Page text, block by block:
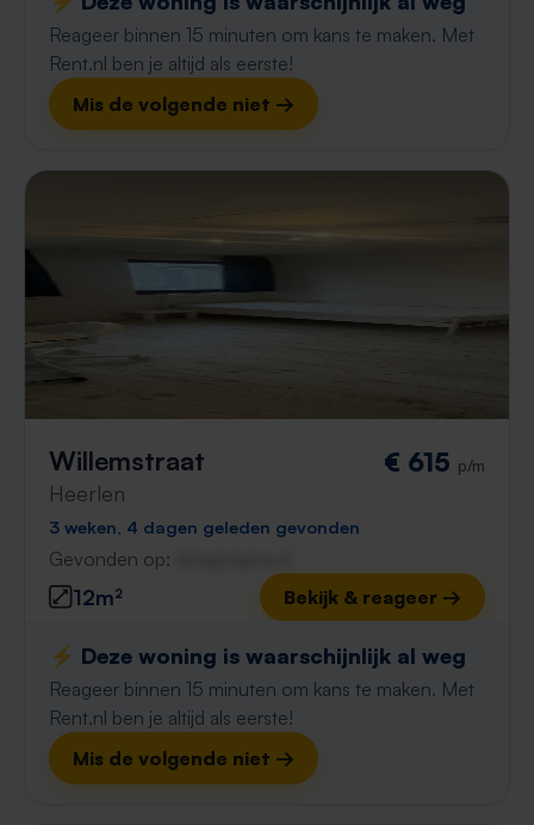
Reageer binnen 15 minuten om kans te maken. Met
Rent.nl ben je altijd als eerste!
Mis de volgende niet →
Willemstraat
Heerlen
€ 615 p/m
3 weken, 4 dagen geleden gevonden
Gevonden op:
12m² Bekijk & reageer →
⚡️ Deze woning is waarschijnlijk al weg
Reageer binnen 15 minuten om kans te maken. Met
Rent.nl ben je altijd als eerste!
Mis de volgende niet →